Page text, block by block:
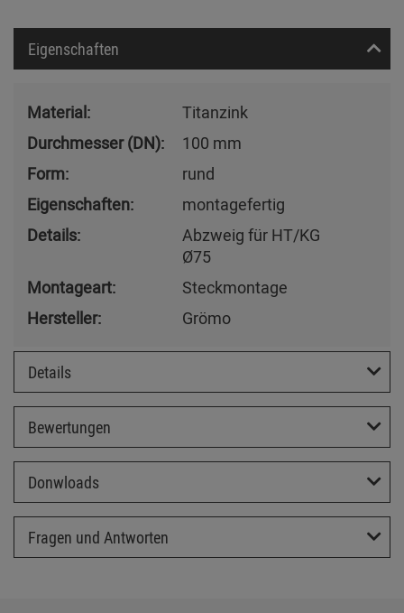
Eigenschaften
Material:
Titanzink
Durchmesser (DN):
100 mm
Form:
rund
Eigenschaften:
montagefertig
Details:
Abzweig für HT/KG
Ø75
Montageart:
Steckmontage
Hersteller:
Grömo
Details
Bewertungen
Donwloads
Fragen und Antworten